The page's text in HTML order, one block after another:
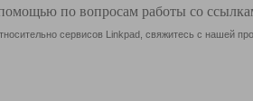
по вопросам работы со
сервисов Linkpad, свяжитесь с нашей